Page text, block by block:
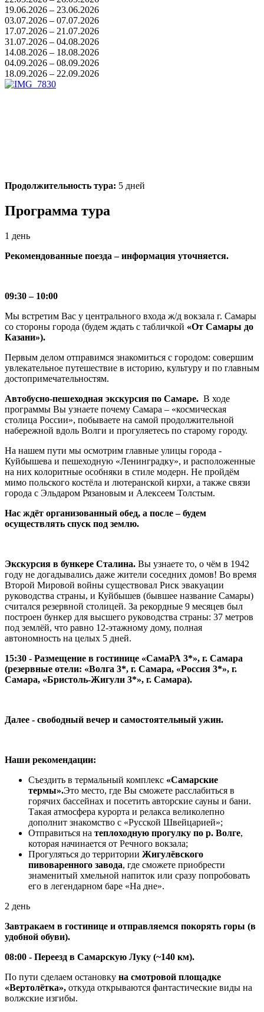
19.06.2026 – 23.06.2026
03.07.2026 – 07.07.2026
17.07.2026 – 21.07.2026
31.07.2026 – 04.08.2026
14.08.2026 – 18.08.2026
04.09.2026 – 08.09.2026
18.09.2026 – 22.09.2026
Продолжительность тура: 5 дней
Программа тура
1 день
Рекомендованные поезда – информация уточняется.
09:30 – 10:00
Мы встретим Вас у центрального входа ж/д вокзала г. Самары
со стороны города (будем ждать с табличкой «От Самары до
Казани»).
Первым делом отправимся знакомиться с городом: совершим
увлекательное путешествие в историю, культуру и по главным
достопримечательностям.
Автобусно-пешеходная экскурсия по Самаре. В ходе
программы Вы узнаете почему Самара – «космическая
столица России», побываете на самой продолжительной
набережной вдоль Волги и прогуляетесь по старому городу.
На нашем пути мы осмотрим главные улицы города -
Куйбышева и пешеходную «Ленинградку», и расположенные
на них колоритные особняки в стиле модерн. Не пройдём
мимо польского костёла и лютеранской кирхи, а также связи
города с Эльдаром Рязановым и Алексеем Толстым.
Нас ждёт организованный обед, а после – будем
осуществлять спуск под землю.
Экскурсия в бункере Сталина. Вы узнаете то, о чём в 1942
году не догадывались даже жители соседних домов! Во время
Второй Мировой войны существовал Риск эвакуации
руководства страны, и Куйбышев (бывшее название Самары)
считался резервной столицей. За рекордные 9 месяцев был
построен бункер для высшего руководства страны: 37 метров
под землёй, что равно 12-этажному дому, полная
автономность на целых 5 дней.
15:30 - Размещение в гостинице «СамаРА 3*», г. Самара
(резервные отели: «Волга 3*, г. Самара, «Россия 3*», г.
Самара, «Бристоль-Жигули 3*», г. Самара).
Далее - свободный вечер и самостоятельный ужин.
Наши рекомендации:
Съездить в термальный комплекс «Самарские
термы».Это место, где Вы сможете расслабиться в
горячих бассейнах и посетить авторские сауны и бани.
Такая атмосфера курорта и релакса великолепно
дополнит знакомство с «Русской Швейцарией»;
Отправиться на теплоходную прогулку по р. Волге,
которая начинается от Речного вокзала;
Прогуляться до территории Жигулёвского
пивоваренного завода, где сможете приобрести
знаменитый хмельной напиток или сразу попробовать
его в легендарном баре «На дне».
2 день
Завтракаем в гостинице и отправляемся покорять горы (в
удобной обуви).
08:00 - Переезд в Самарскую Луку (~140 км).
По пути сделаем остановку на смотровой площадке
«Вертолётка», откуда открываются фантастические виды на
волжские изгибы.